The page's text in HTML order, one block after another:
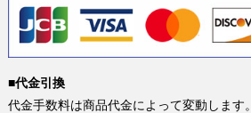
■代金引換
代金手数料は商品代金によって変動します。